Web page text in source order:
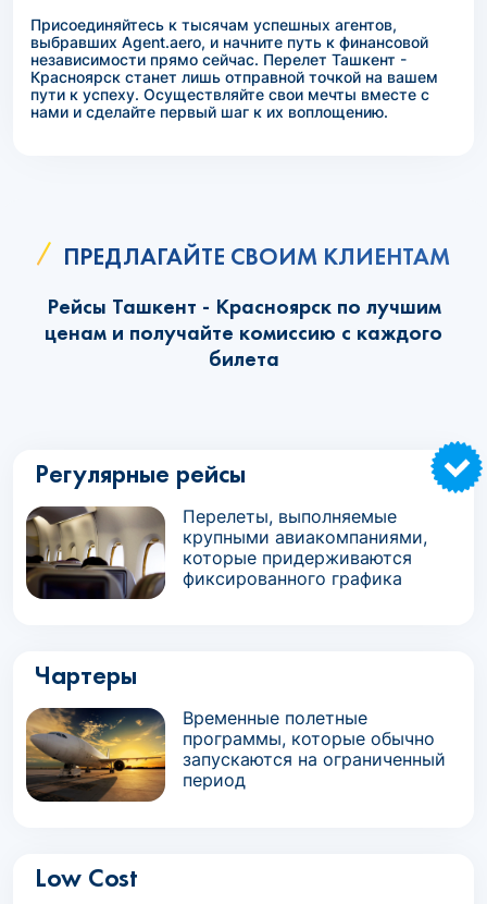
Присоединяйтесь к тысячам успешных агентов,
выбравших Agent.aero, и начните путь к финансовой
независимости прямо сейчас. Перелет Ташкент -
Красноярск станет лишь отправной точкой на вашем
пути к успеху. Осуществляйте свои мечты вместе с
нами и сделайте первый шаг к их воплощению.
ПРЕДЛАГАЙТЕ СВОИМ КЛИЕНТАМ
Рейсы Ташкент - Красноярск по лучшим
ценам и получайте комиссию с каждого
билета
Регулярные рейсы
Перелеты, выполняемые
крупными авиакомпаниями,
которые придерживаются
фиксированного графика
Чартеры
Временные полетные
программы, которые обычно
запускаются на ограниченный
период
Low Cost